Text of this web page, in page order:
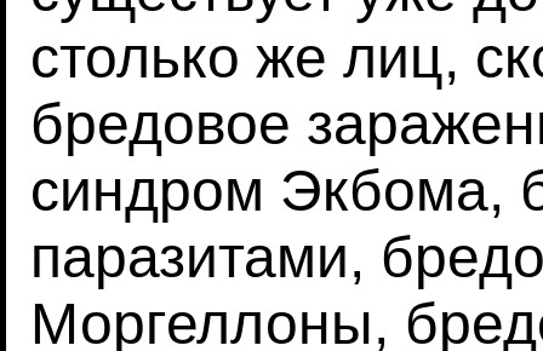
столько же лиц,
бредовое
синдром Экбома,
паразитами,
Моргеллоны,